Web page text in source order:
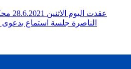
عقدت
الناصرة جلسة استماع